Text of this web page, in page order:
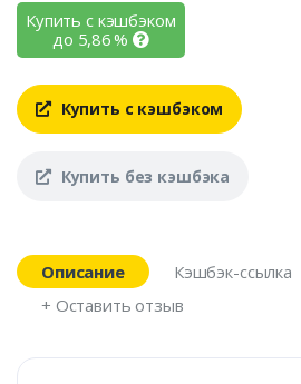
Купить с кэшбэком
до 5,86%
Купить с кэшбэком
Купить без кэшбэка
Описание
Кэшбэк-ссылка
+ Оставить отзыв